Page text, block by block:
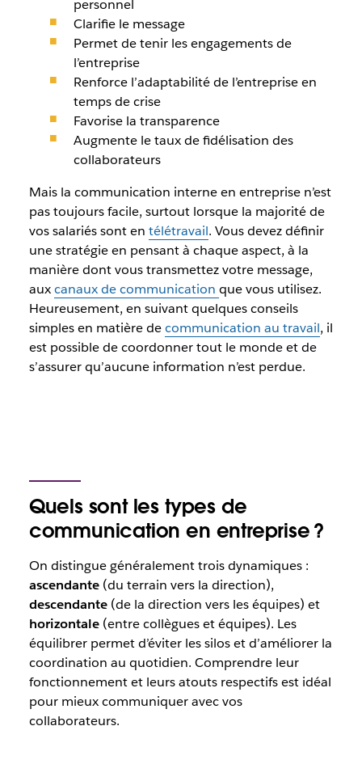
personnel
Clarifie le message
Permet de tenir les engagements de
l’entreprise
Renforce l’adaptabilité de l’entreprise en
temps de crise
Favorise la transparence
Augmente le taux de fidélisation des
collaborateurs
Mais la communication interne en entreprise n’est
pas toujours facile, surtout lorsque la majorité de
vos salariés sont en télétravail. Vous devez définir
une stratégie en pensant à chaque aspect, à la
manière dont vous transmettez votre message,
auxcanaux de communication que vous utilisez.
Heureusement, en suivant quelques conseils
simples en matière decommunication au travail, il
est possible de coordonner tout le monde et de
s’assurer qu’aucune information n’est perdue.
Quels sont les types de
communication en entreprise ?
On distingue généralement trois dynamiques :
ascendante(du terrain vers la direction),
descendante(de la direction vers les équipes) et
horizontale(entre collègues et équipes). Les
équilibrer permet d’éviter les silos et d’améliorer la
coordination au quotidien. Comprendre leur
fonctionnement et leurs atouts respectifs est idéal
pour mieux communiquer avec vos
collaborateurs.